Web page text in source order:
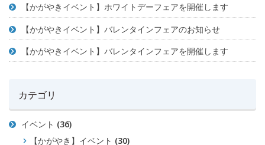
【かがやきイベント】ホワイトデーフェアを開催します
【かがやきイベント】バレンタインフェアのお知らせ
【かがやきイベント】バレンタインフェアを開催します
カテゴリ
イベント (36)
【かがやき】イベント (30)